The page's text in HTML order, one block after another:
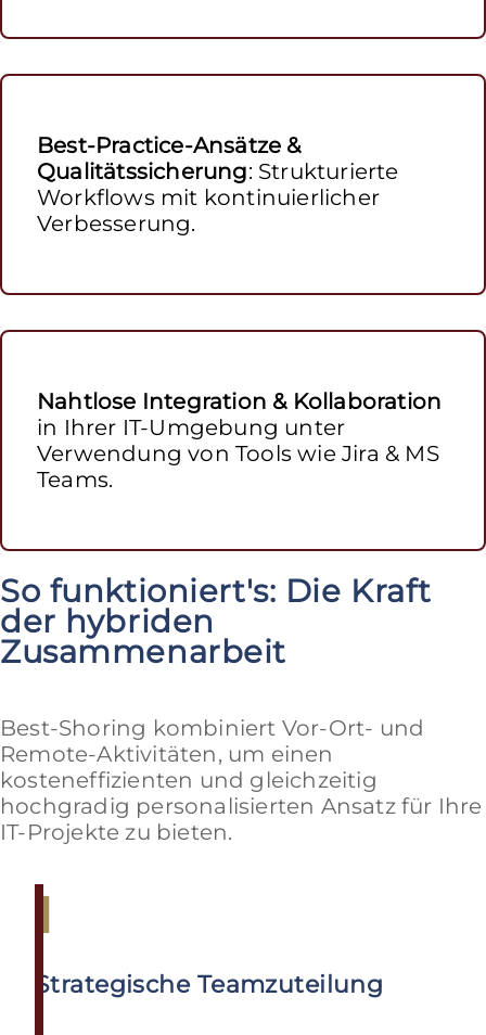
Best-Practice-Ansätze &
Qualitätssicherung: Strukturierte
Workflows mit kontinuierlicher
Verbesserung.
Nahtlose Integration & Kollaboration
in Ihrer IT-Umgebung unter
Verwendung von Tools wie Jira & MS
Teams.
So funktioniert's: Die Kraft
der hybriden
Zusammenarbeit
Best-Shoring kombiniert Vor-Ort- und
Remote-Aktivitäten, um einen
kosteneffizienten und gleichzeitig
hochgradig personalisierten Ansatz für Ihre
IT-Projekte zu bieten.
1
Strategische Teamzuteilung